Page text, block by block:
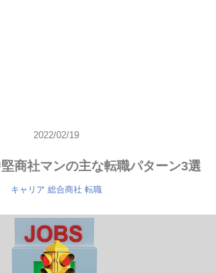
2022/02/19
堅商社マンの主な転職パターン3選
キャリア 総合商社 転職